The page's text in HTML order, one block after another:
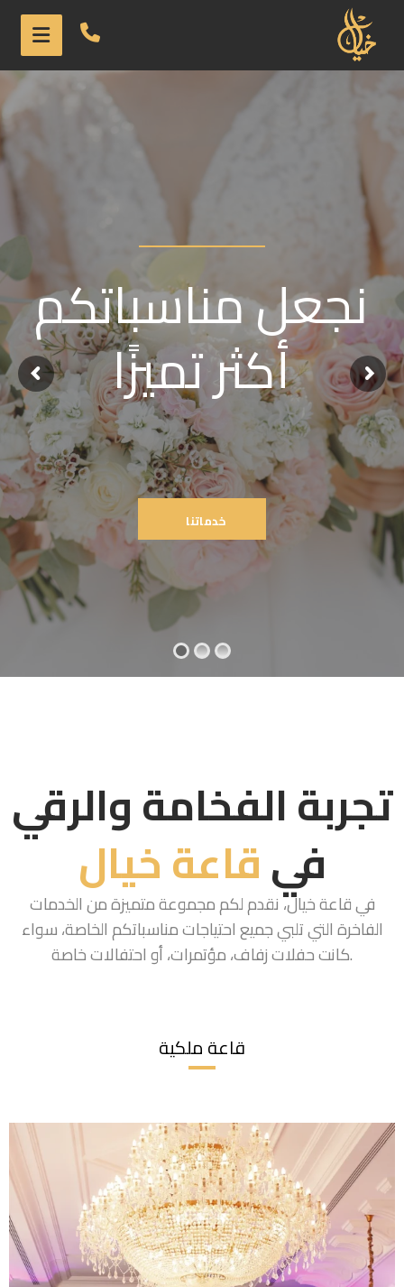
نجعل مناسباتكم
أكثر تميزًا
خدماتنا
تجربة الفخامة والرقي
فيقاعة خيال
في قاعة خيال، نقدم لكم مجموعة متميزة من الخدمات
الفاخرة التي تلبي جميع احتياجات مناسباتكم الخاصة، سواء
كانت حفلات زفاف، مؤتمرات، أو احتفالات خاصة.
قاعة ملكية